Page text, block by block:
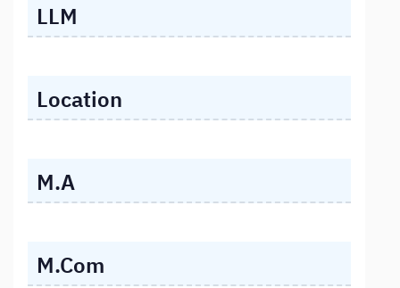
LLM
Location
M.A
M.Com